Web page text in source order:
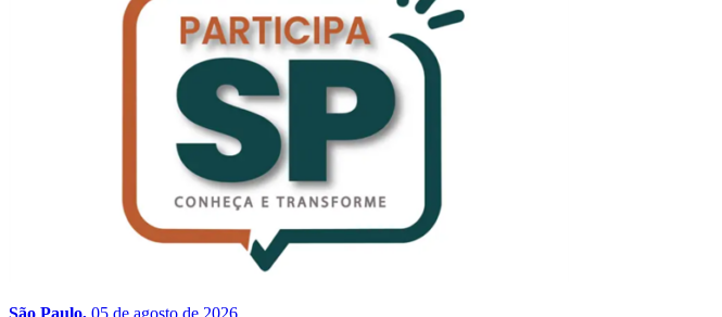
São Paulo, 05 de agosto de 2026